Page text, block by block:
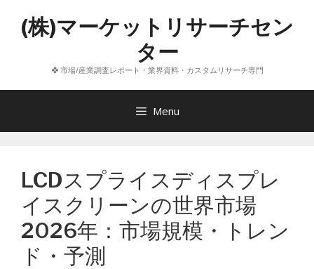
へ
(株)マーケットリサーチセン
ター
❖ 市場/産業調査レポート・業界資料・カスタムリサーチ専門
Menu
LCDスプライスディスプレ
イスクリーンの世界市場
2026年：市場規模・トレン
ド・予測